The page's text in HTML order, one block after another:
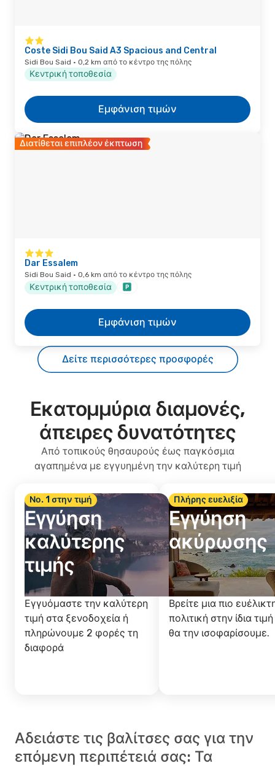
Coste Sidi Bou Said A3 Spacious and Central
Sidi Bou Said · 0,2 km από το κέντρο της πόλης
Κεντρική τοποθεσία
Εμφάνιση τιμών
Διατίθεται επιπλέον έκπτωση
Dar Essalem
Sidi Bou Said · 0,6 km από το κέντρο της πόλης
Κεντρική τοποθεσία
Εμφάνιση τιμών
Δείτε περισσότερες προσφορές
Εκατομμύρια διαμονές,
άπειρες δυνατότητες
Από τοπικούς θησαυρούς έως παγκόσμια
αγαπημένα με εγγυημένη την καλύτερη τιμή
Νο. 1 στην τιμή
Εγγύηση
καλύτερης
τιμής
Εγγυόμαστε την καλύτερη
τιμή στα ξενοδοχεία ή
πληρώνουμε 2 φορές τη
διαφορά
Πλήρης ευελιξία
Εγγύηση
ακύρωσης
Βρείτε μια πιο
πολιτική στην ίδια
θα την ισοφαρίσουμε.
Αδειάστε τις βαλίτσες σας για την
επόμενη περιπέτειά σας: Τα